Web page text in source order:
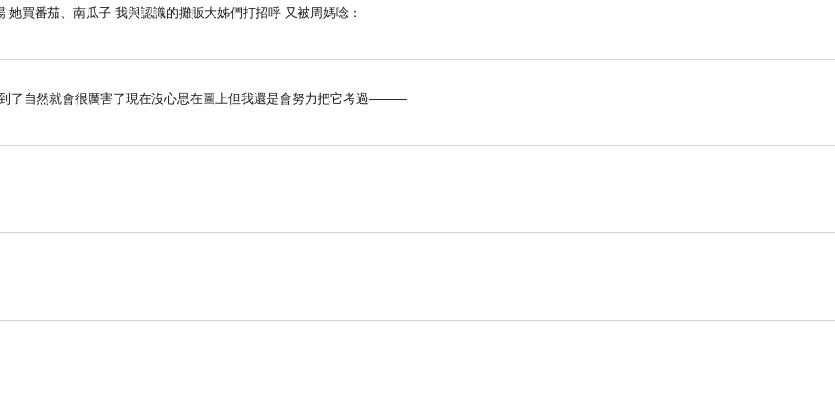
事』
（
時玉米田中正在進行收穫工作，一大堆一大堆的玉米收穫堆積如山。工作人員有大人與小孩，但見他們
家鄉玉米田裡打工之過去。
去黃老師的菜園打工。那年頭打工的小孩都稱做
面。我因家母受到信任，所以，打工機會比一般孩子來得多些。今天黃老師家的工作是玉米播種，我有
能力，每次上工就無閒言閒語囉。
法。播種期都在早春或秋初兩季。一大片經過老牛鬆土後的玉米田，在大人們的努力之下，整理出一壠壠
買番茄、南瓜子 我與認識的攤販大姊們打招呼 又被周媽唸：
了自然就會很厲害了現在沒心思在圖上但我還是會努力把它考過———